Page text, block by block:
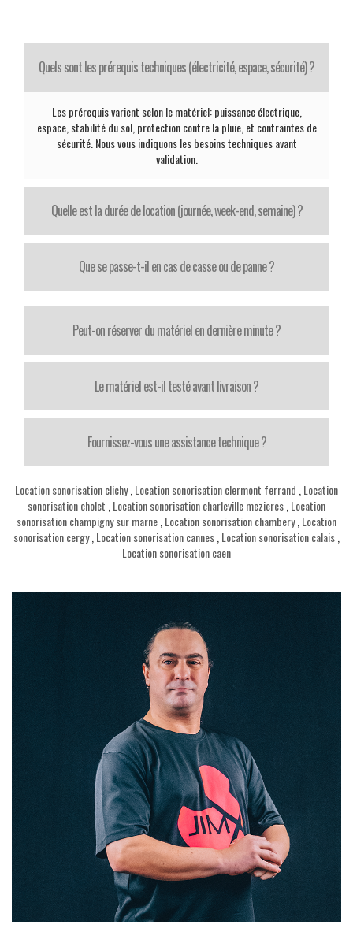
Quels sont les prérequis techniques (électricité, espace, sécurité) ?
Les prérequis varient selon le matériel: puissance électrique,
espace, stabilité du sol, protection contre la pluie, et contraintes de
sécurité. Nous vous indiquons les besoins techniques avant
validation.
Quelle est la durée de location (journée, week-end, semaine) ?
Que se passe-t-il en cas de casse ou de panne ?
Peut-on réserver du matériel en dernière minute ?
Le matériel est-il testé avant livraison ?
Fournissez-vous une assistance technique ?
Location sonorisation clichy, Location sonorisation clermont ferrand Location
sonorisation cholet Location sonorisation charleville mezieres Location
sonorisation champigny sur marne Location sonorisation chambery, Location
sonorisation cergy, Location sonorisation cannes Location sonorisation calais
Location sonorisation caen